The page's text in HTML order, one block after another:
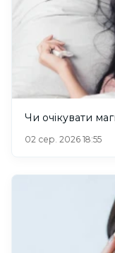
Чи очікувати
02 сер. 2026 18:55